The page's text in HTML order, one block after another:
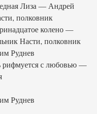
Лиза — Андрей
полковник
колено —
Насти, полковник
Руднев
рифмуется с любовью —
Руднев